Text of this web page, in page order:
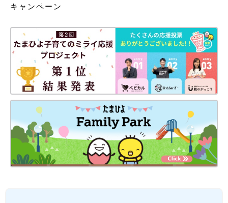
デコホーム事業部 商品グループ バイヤー。中途入社14年目。店
取得後、現在はデコホーム担当のバイヤーに。デコホームのダイ
ニング・キッズ・ベビーの商品開発、仕入れ、売り場計画などに
携わる。ものづくりが大好き。子育て経験なども生かして、デコ
ホームの“かわいい”を研究し、商品開発中。
ニーズがあるところ、商品あり、ですね。いろいろな味の鍋を食
べたいときなどにも便利そうです。でも、やっぱり洗い物が減る
のが一番ですよね！
（取材／文・メディア・ビュー 橋本真理子）
※文中のコメントは「たまひよ」アプリユーザーから集めた体験
談を再編集したものです。
※調査は2023年12月実施の「まいにちのたまひよ」アプリユーザ
ーに実施ししたものです（有効回答数435人）
キャンペーン